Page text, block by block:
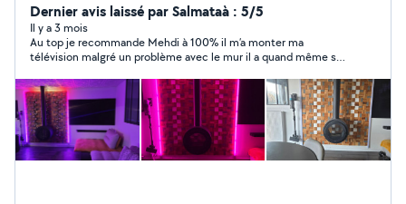
Dernier avis laissé par Salmataà : 5/5
Il y a 3 mois
Au top je recommande Mehdi à 100% il m’a monter ma
télévision malgré un problème avec le mur il a quand même su
beaucoup à vous 🤗🤗🤗